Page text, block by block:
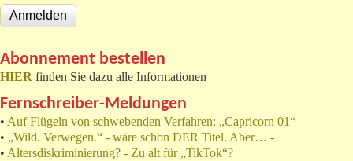
Abonnement bestellen
HIER finden Sie dazu alle Informationen
Fernschreiber-Meldungen
• Auf Flügeln von schwebenden Verfahren: „Capricorn 01“
• „Wild. Verwegen.“ - wäre schon DER Titel. Aber… -
• Altersdiskriminierung? - Zu alt für „TikTok“?